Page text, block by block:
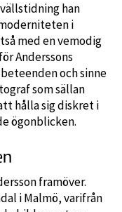
han
i
med en vemodig
Anderssons
och sinne
som sällan
hålla sig diskret i
ögonblicken.
framöver.
i Malmö, varifrån